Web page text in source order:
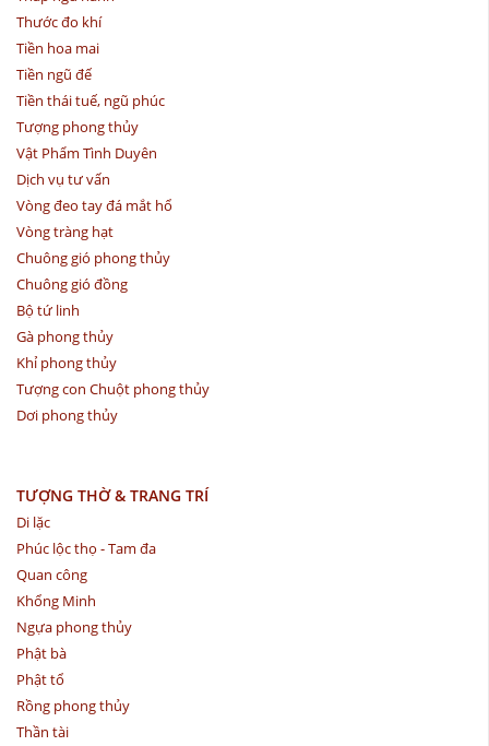
Thước đo khí
Tiền hoa mai
Tiền ngũ đế
Tiền thái tuế, ngũ phúc
Tượng phong thủy
Vật Phẩm Tình Duyên
Dịch vụ tư vấn
Vòng đeo tay đá mắt hổ
Vòng tràng hạt
Chuông gió phong thủy
Chuông gió đồng
Bộ tứ linh
Gà phong thủy
Khỉ phong thủy
Tượng con Chuột phong thủy
Dơi phong thủy
TƯỢNG THỜ & TRANG TRÍ
Di lặc
Phúc lộc thọ - Tam đa
Quan công
Khổng Minh
Ngựa phong thủy
Phật bà
Phật tổ
Rồng phong thủy
Thần tài